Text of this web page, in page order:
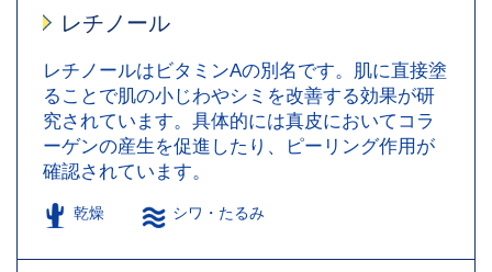
レチノール
レチノールはビタミンAの別名です。肌に直接塗
ることで肌の小じわやシミを改善する効果が研
究されています。具体的には真皮においてコラ
ーゲンの産生を促進したり、ピーリング作用が
確認されています。
乾燥 シワ・たるみ